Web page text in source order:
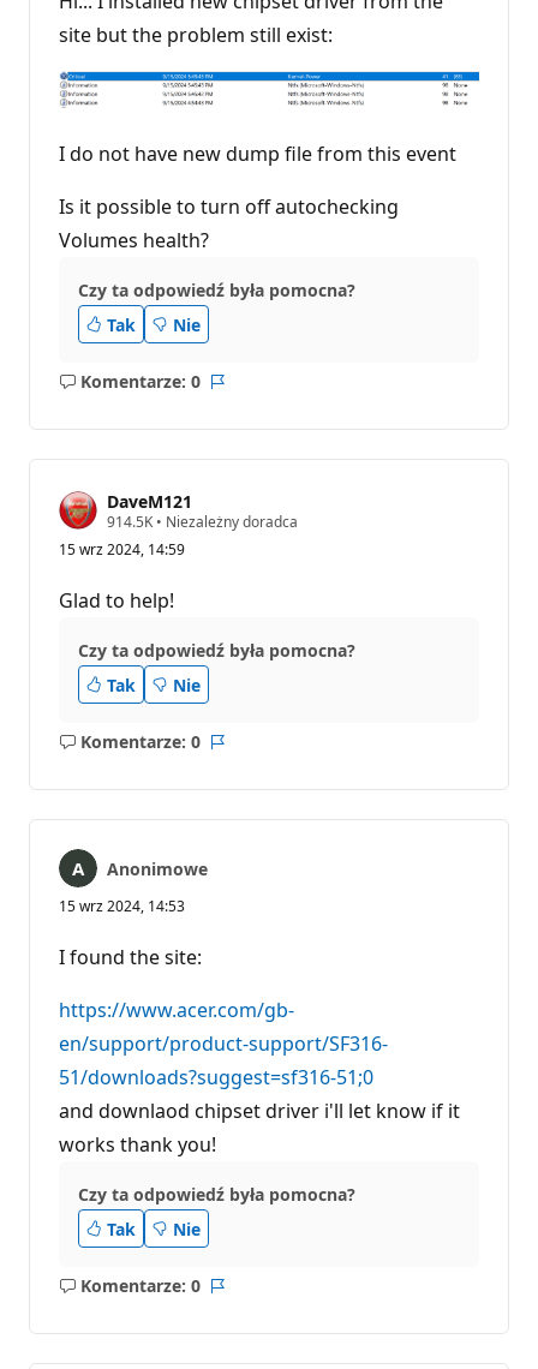
site but the problem still exist:
I do not have new dump file from this event
Is it possible to turn off autochecking
Volumes health?
Czy ta odpowiedź była pomocna?
Tak
Nie
Komentarze: 0
Brak
Raport
DaveM121
914.5K P
n
t
y
e
p
u
t
c
j
• Niezależny doradca
15 wrz 2024, 14:59
Glad to help!
Czy ta odpowiedź była pomocna?
Tak
Nie
Komentarze: 0
Brak
Raport
Anonimowe
15 wrz 2024, 14:53
I found the site:
https://www.acer.com/gb-
en/support/product-support/SF316-
51/downloads?suggest=sf316-51;0
and downlaod chipset driver i'll let know if it
works thank you!
Czy ta odpowiedź była pomocna?
Tak
Nie
Komentarze: 0
Brak
Raport